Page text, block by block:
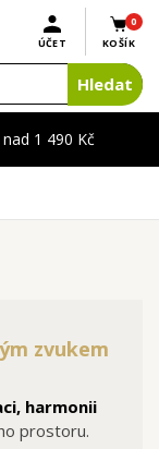
1 490 Kč
0
KOŠÍK
ÚČET
Hledat
zvukem
harmonii
prostoru.